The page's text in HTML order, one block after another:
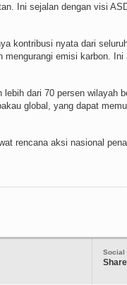
Ini sejalan dengan visi
kontribusi nyata dari
emisi karbon.
dari 70 persen wilayah
global, yang dapat
rencana aksi nasional
Social